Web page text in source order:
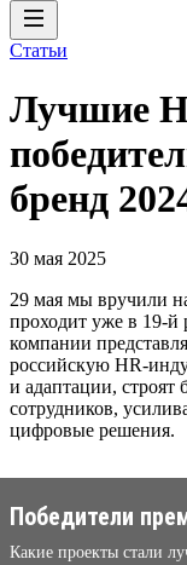
Статьи
Лучшие
бренд
30 мая 2025
29 мая мы вручили
проходит уже в 19-й
компании
российскую HR-
и адаптации,
сотрудников,
цифровые решения.
Победители
Какие проекты стали